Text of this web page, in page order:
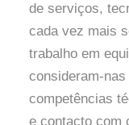
de serviços,
cada vez mais
trabalho em
consideram-
competências
e contacto com